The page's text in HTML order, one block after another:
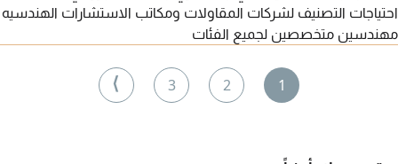
احتياجات التصنيف لشركات المقاولات ومكاتب الاستشارات الهندسيه
مهندسين متخصصين لجميع الفئات
1
2
3
⟩